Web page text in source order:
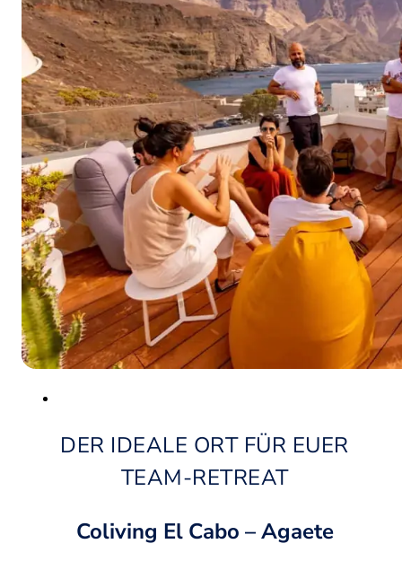
DER IDEALE ORT FÜR EUER
TEAM-RETREAT
Coliving El Cabo – Agaete